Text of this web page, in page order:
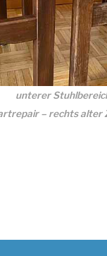
unterer
– rechts alter